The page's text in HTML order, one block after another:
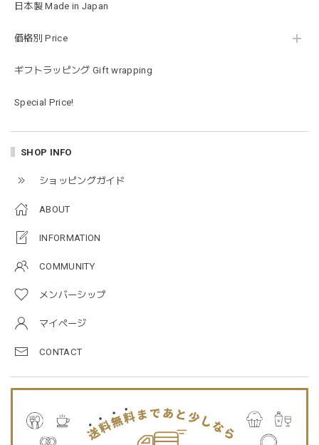
日本製 Made in Japan
価格別 Price
ギフトラッピング Gift wrapping
Special Price!
SHOP INFO
ショッピングガイド
ABOUT
INFORMATION
COMMUNITY
メンバーシップ
マイページ
CONTACT
ラス…お絵描きセットと食具までたっぷりと入っていまし
すぐに使い始めました。今年もまた購入したいと思える最高
taupe（チャコールグレー）
プレゼントした友人がとても喜んでました。ありがとうござ
Jellycat ジェリーキャット | Bashful Tiger Huge とら ぬいぐるみ 大きいサイズ
2025/12/16